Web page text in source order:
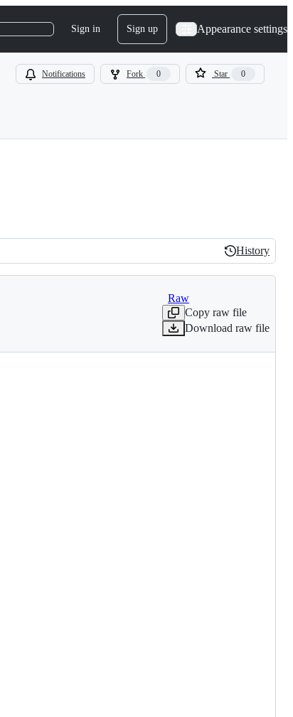
Sign in Sign up Appearance settings
Notifications Fork 0 Star 0
History
History
Raw
Copy raw file
Download raw file